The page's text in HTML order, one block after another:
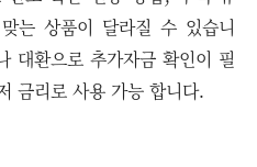
는 상품이 달라질 수 있습니
대환으로 추가자금 확인이 필
금리로 사용 가능 합니다.